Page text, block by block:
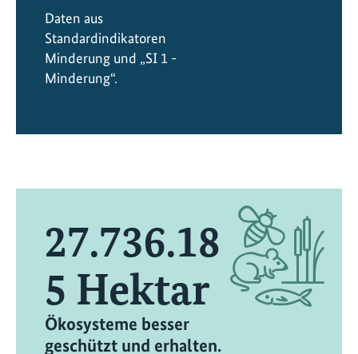
Daten aus
Standardindikatoren
Minderung und „SI 1 -
Minderung“.
27.736.18
5 Hektar
Ökosysteme besser
geschützt und erhalten.